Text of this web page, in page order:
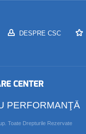
DESPRE CSC
PERFORMANŢĂ
Toate Drepturile Rezervate